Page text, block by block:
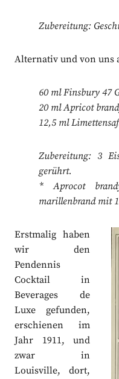
Zubereitung:
Alternativ und von uns
60 ml Finsbury 47
20 ml Apricot
12,5 ml
Zubereitung: 3
gerührt.
* Aprocot
marillenbrand mit
Erstmalig haben
wir den
Pendennis
Cocktail in
Beverages de
Luxe gefunden,
erschienen im
Jahr 1911, und
zwar in
Louisville, dort,